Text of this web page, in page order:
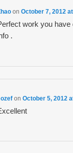
onOctober 7, 2012
work you have
.
onOctober 5, 2012